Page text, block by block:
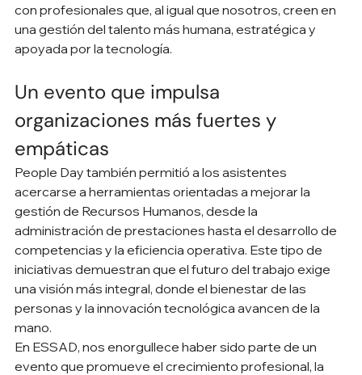
con profesionales que, al igual que nosotros, creen en
una gestión del talento más humana, estratégica y
apoyada por la tecnología.
Un evento que impulsa
organizaciones más fuertes y
empáticas
People Day también permitió a los asistentes
acercarse a herramientas orientadas a mejorar la
gestión de Recursos Humanos, desde la
administración de prestaciones hasta el desarrollo de
competencias y la eficiencia operativa. Este tipo de
iniciativas demuestran que el futuro del trabajo exige
una visión más integral, donde el bienestar de las
personas y la innovación tecnológica avancen de la
mano.
En ESSAD, nos enorgullece haber sido parte de un
evento que promueve el crecimiento profesional, la